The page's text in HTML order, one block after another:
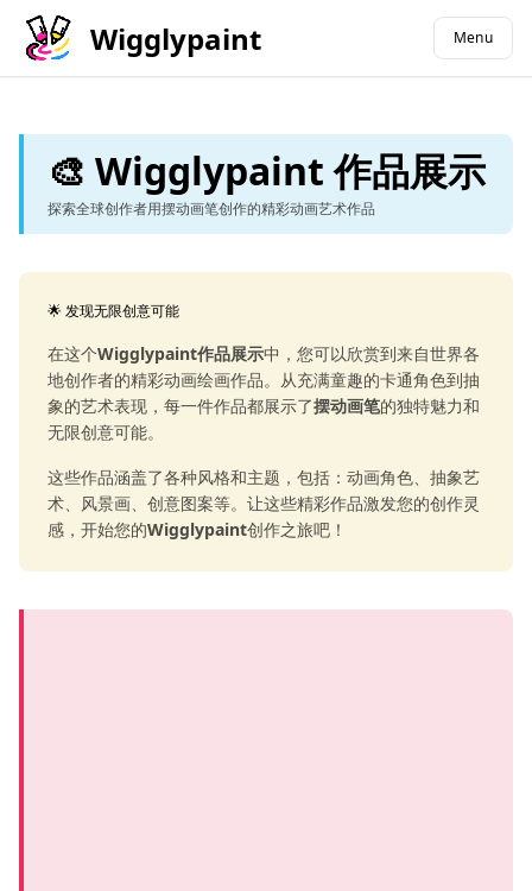
Wigglypaint Menu
🎨 Wigglypaint 作品展示
探索全球创作者用摆动画笔创作的精彩动画艺术作品
🌟 发现无限创意可能
在这个Wigglypaint作品展示中，您可以欣赏到来自世界各
地创作者的精彩动画绘画作品。从充满童趣的卡通角色到抽
象的艺术表现，每一件作品都展示了摆动画笔的独特魅力和
无限创意可能。
这些作品涵盖了各种风格和主题，包括：动画角色、抽象艺
术、风景画、创意图案等。让这些精彩作品激发您的创作灵
感，开始您的Wigglypaint创作之旅吧！